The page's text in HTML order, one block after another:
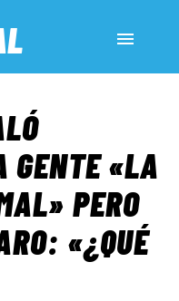
GENTE «LA
PERO
«¿QUÉ